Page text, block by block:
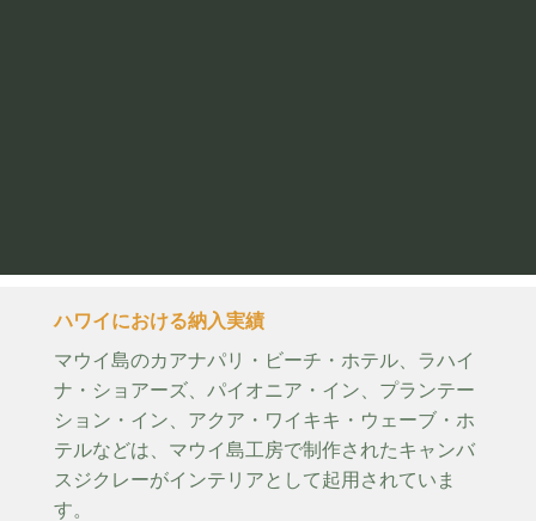
ハワイにおける納入実績
マウイ島のカアナパリ・ビーチ・ホテル、ラハイ
ナ・ショアーズ、パイオニア・イン、プランテー
ション・イン、アクア・ワイキキ・ウェーブ・ホ
テルなどは、マウイ島工房で制作されたキャンバ
スジクレーがインテリアとして起用されていま
す。